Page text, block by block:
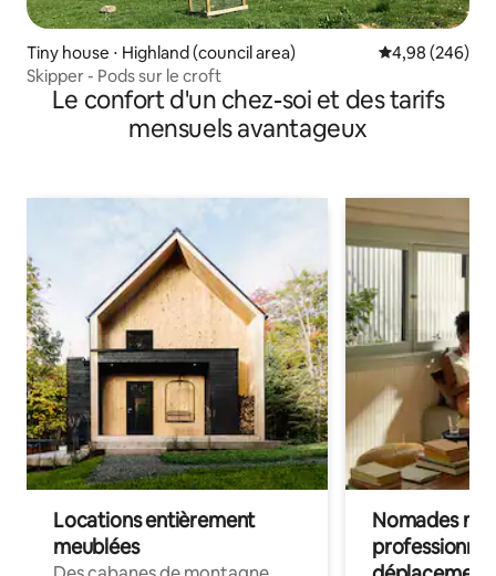
Tiny house ⋅ Highland (council area) Évaluation
4,98 (246)
Skipper - Pods sur le croft
Le confort d'un chez-soi et des tarifs
mensuels avantageux
Locations entièrement
meublées
Nomades